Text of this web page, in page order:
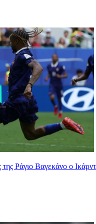
Ράγιο Βαγεκάνο ο